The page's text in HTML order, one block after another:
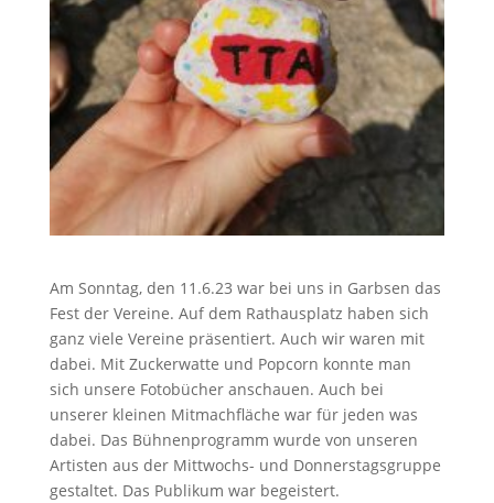
Am Sonntag, den 11.6.23 war bei uns in Garbsen das
Fest der Vereine. Auf dem Rathausplatz haben sich
ganz viele Vereine präsentiert. Auch wir waren mit
dabei. Mit Zuckerwatte und Popcorn konnte man
sich unsere Fotobücher anschauen. Auch bei
unserer kleinen Mitmachfläche war für jeden was
dabei. Das Bühnenprogramm wurde von unseren
Artisten aus der Mittwochs- und Donnerstagsgruppe
gestaltet. Das Publikum war begeistert.